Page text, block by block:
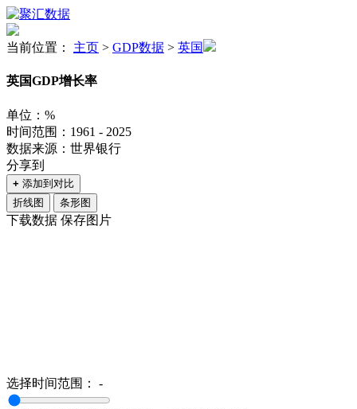
当前位置： 主页 > GDP数据 > 英国
英国GDP增长率
单位：%
时间范围：1961 - 2025
数据来源：世界银行
分享到
+ 添加到对比
折线图
条形图
下载数据 保存图片
选择时间范围： -